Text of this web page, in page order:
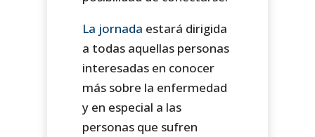
La jornada estará dirigida
a todas aquellas personas
interesadas en conocer
más sobre la enfermedad
y en especial a las
personas que sufren